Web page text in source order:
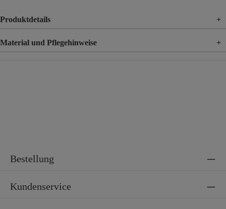
Produktdetails +
Material und Pflegehinweise +
Bestellung
Kundenservice